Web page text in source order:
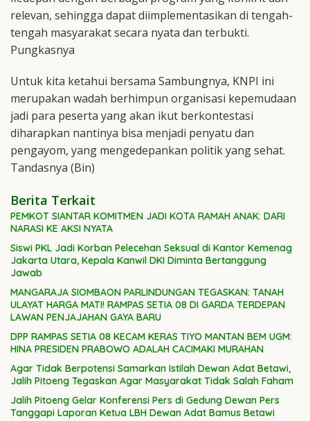
relevan, sehingga dapat diimplementasikan di tengah-
tengah masyarakat secara nyata dan terbukti.
Pungkasnya
Untuk kita ketahui bersama Sambungnya, KNPI ini
merupakan wadah berhimpun organisasi kepemudaan
jadi para peserta yang akan ikut berkontestasi
diharapkan nantinya bisa menjadi penyatu dan
pengayom, yang mengedepankan politik yang sehat.
Tandasnya (Bin)
Berita Terkait
PEMKOT SIANTAR KOMITMEN JADI KOTA RAMAH ANAK: DARI
NARASI KE AKSI NYATA
Siswi PKL Jadi Korban Pelecehan Seksual di Kantor Kemenag
Jakarta Utara, Kepala Kanwil DKI Diminta Bertanggung
Jawab
MANGARAJA SIOMBAON PARLINDUNGAN TEGASKAN: TANAH
ULAYAT HARGA MATI! RAMPAS SETIA 08 DI GARDA TERDEPAN
LAWAN PENJAJAHAN GAYA BARU
DPP RAMPAS SETIA 08 KECAM KERAS TIYO MANTAN BEM UGM:
HINA PRESIDEN PRABOWO ADALAH CACIMAKI MURAHAN
Agar Tidak Berpotensi Samarkan Istilah Dewan Adat Betawi,
Jalih Pitoeng Tegaskan Agar Masyarakat Tidak Salah Faham
Jalih Pitoeng Gelar Konferensi Pers di Gedung Dewan Pers
Tanggapi Laporan Ketua LBH Dewan Adat Bamus Betawi